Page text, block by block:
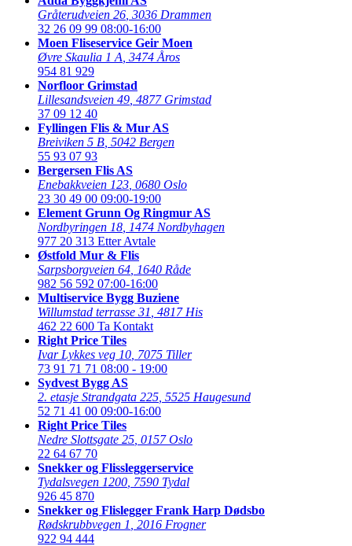
Gråterudveien 26 3036 Drammen
32 26 09 99 08:00-16:00
Moen Fliseservice Geir Moen
Øvre Skaulia 1 A 3474 Åros
954 81 929
Norfloor Grimstad
Lillesandsveien 49 4877 Grimstad
37 09 12 40
Fyllingen Flis & Mur AS
Breiviken 5 B 5042 Bergen
55 93 07 93
Bergersen Flis AS
Enebakkveien 123 0680 Oslo
23 30 49 00 09:00-19:00
Element Grunn Og Ringmur AS
Nordbyringen 18 1474 Nordbyhagen
977 20 313 Etter Avtale
Østfold Mur & Flis
Sarpsborgveien 64 1640 Råde
982 56 592 07:00-16:00
Multiservice Bygg Buziene
Willumstad terrasse 31 4817 His
462 22 600 Ta Kontakt
Right Price Tiles
Ivar Lykkes veg 10 7075 Tiller
73 91 71 71 08:00 - 19:00
Sydvest Bygg AS
2. etasje Strandgata 225 5525 Haugesund
52 71 41 00 09:00-16:00
Right Price Tiles
Nedre Slottsgate 25 0157 Oslo
22 64 67 70
Snekker og Flissleggerservice
Tydalsvegen 1200 7590 Tydal
926 45 870
Snekker og Flislegger Frank Harp Dødsbo
Rødskrubbvegen 1 2016 Frogner
922 94 444